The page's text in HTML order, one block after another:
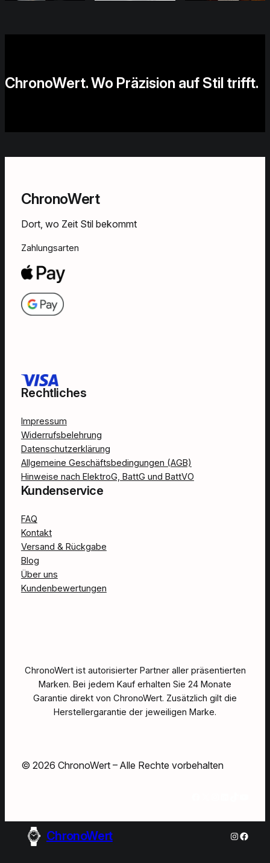
ChronoWert. Wo Präzision auf Stil trifft.
ChronoWert
Dort, wo Zeit Stil bekommt
Zahlungsarten
Rechtliches
Impressum
Widerrufsbelehrung
Datenschutzerklärung
Allgemeine Geschäftsbedingungen (AGB)
Hinweise nach ElektroG, BattG und BattVO
Kundenservice
FAQ
Kontakt
Versand & Rückgabe
Blog
Über uns
Kundenbewertungen
ChronoWert ist autorisierter Partner aller präsentierten
Marken. Bei jedem Kauf erhalten Sie 24 Monate
Garantie direkt von ChronoWert. Zusätzlich gilt die
Herstellergarantie der jeweiligen Marke.
© 2026 ChronoWert – Alle Rechte vorbehalten
ChronoWert